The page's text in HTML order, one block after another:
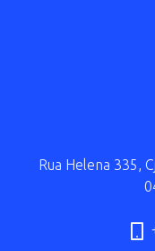
Rua Helena 335,